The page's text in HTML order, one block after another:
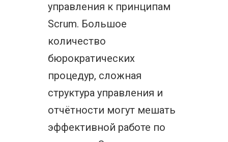
управления к принципам
Scrum. Большое
количество
бюрократических
процедур, сложная
структура управления и
отчётности могут мешать
эффективной работе по